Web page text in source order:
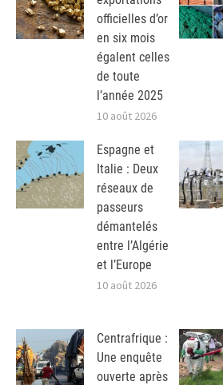
officielles d’or
en six mois
égalent celles
de toute
l’année 2025
10 août 2026
Espagne et
Italie : Deux
réseaux de
passeurs
démantelés
entre l’Algérie
et l’Europe
10 août 2026
Centrafrique :
Une enquête
ouverte après